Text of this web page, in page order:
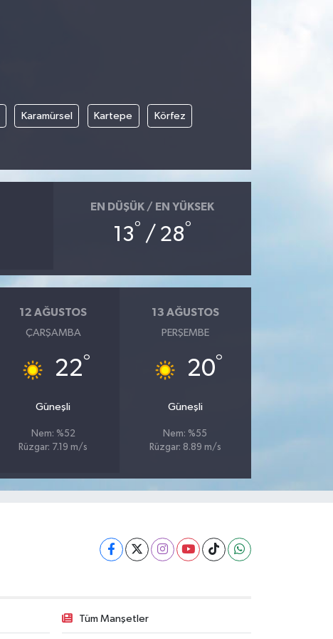
Karamürsel Kartepe Körfez
EN DÜŞÜK / EN YÜKSEK
13° / 28°
12 AĞUSTOS
ÇARŞAMBA
22°
Güneşli
Nem: %52
Rüzgar: 7.19 m/s
13 AĞUSTOS
PERŞEMBE
20°
Güneşli
Nem: %55
Rüzgar: 8.89 m/s
Tüm Manşetler